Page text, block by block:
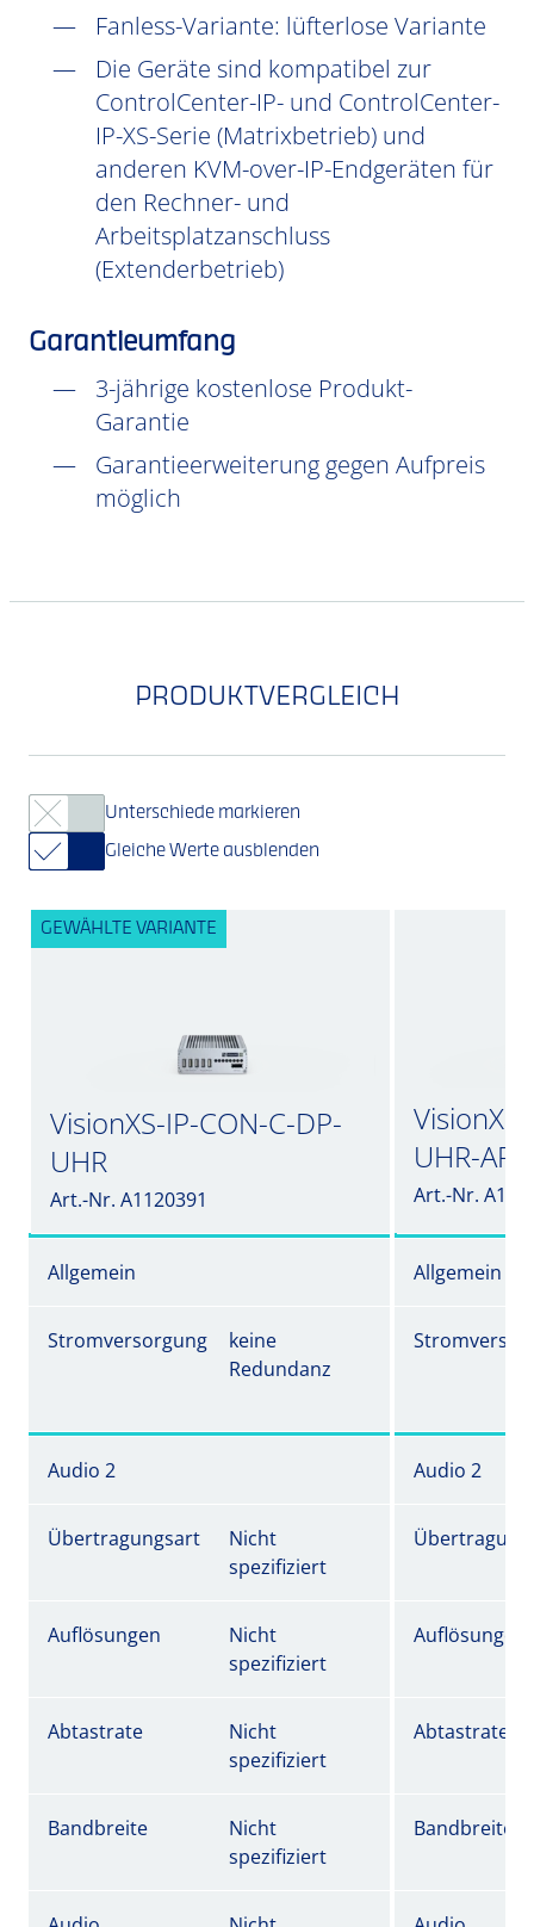
Fanless-Variante: lüfterlose Variante
Die Geräte sind kompatibel zur
ControlCenter-IP- und ControlCenter-
IP-XS-Serie (Matrixbetrieb) und
anderen KVM-over-IP-Endgeräten für
den Rechner- und
Arbeitsplatzanschluss
(Extenderbetrieb)
Garantieumfang
3-jährige kostenlose Produkt-
Garantie
Garantieerweiterung gegen Aufpreis
möglich
PRODUKTVERGLEICH
Unterschiede markieren
Gleiche Werte ausblenden
GEWÄHLTE VARIANTE
VisionXS-IP-CON-C-DP-
UHR
Art.-Nr. A1120391
UHR-AR-
Art.-Nr.
Allgemein Allgemein
Stromversorgung
keine
Redundanz
Audio 2 Audio 2
Übertragungsart
Nicht
spezifiziert
Auflösungen
Nicht
spezifiziert
Auflösungen
Abtastrate
Nicht
spezifiziert
Abtastrate
Bandbreite
Nicht
spezifiziert
Bandbreite